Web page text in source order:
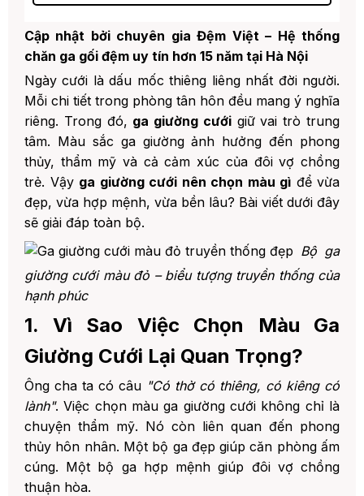
1. 1. Vì Sao Việc Chọn Màu Ga Giường Cưới
2. 2. Top 6 Màu Ga Giường Cưới Đẹp Và Ý
Nghĩa Nhất
1. 2.1. Ga Giường Cưới Màu Đỏ – Biểu
Tượng Hạnh Phúc Truyền Thống
2. 2.2. Ga Giường Cưới Màu Hồng –
Lãng Mạn Và Ngọt Ngào
3. 2.3. Ga Giường Cưới Màu Vàng
Kem – Sang Trọng Và Tinh Tế
4. 2.4. Ga Giường Cưới Màu Trắng –
Hiện Đại Và Tinh Khôi
5. 2.5. Ga Giường Cưới Màu Tím –
Quyền Quý Và Bí Ẩn
Phong Thủy Bản Mệnh
4. 4. Chọn Ga Giường Cưới Theo Chất Liệu –
Yếu Tố Quan Trọng Không Kém Màu Sắc
5. 5. Những Sai Lầm Cần Tránh Khi Chọn Ga
Giường Cưới
6. 6. Xu Hướng Ga Giường Cưới 2026 – Cập
Nhật Mới Nhất Từ Chuyên Gia
Cập nhật bởi chuyên gia Đệm Việt – Hệ thống
chăn ga gối đệm uy tín hơn 15 năm tại Hà Nội
Ngày cưới là dấu mốc thiêng liêng nhất đời người.
Mỗi chi tiết trong phòng tân hôn đều mang ý nghĩa
riêng. Trong đó, ga giường cướigiữ vai trò trung
tâm. Màu sắc ga giường ảnh hưởng đến phong
thủy, thẩm mỹ và cả cảm xúc của đôi vợ chồng
trẻ. Vậy ga giường cưới nên chọn màu gì để vừa
đẹp, vừa hợp mệnh, vừa bền lâu? Bài viết dưới đây
sẽ giải đáp toàn bộ.
Bộ ga
giường cưới màu đỏ – biểu tượng truyền thống của
hạnh phúc
1. Vì Sao Việc Chọn Màu Ga
Giường Cưới Lại Quan Trọng?
Ông cha ta có câu "Có thờ có thiêng, có kiêng có
lành". Việc chọn màu ga giường cưới không chỉ là
chuyện thẩm mỹ. Nó còn liên quan đến phong
thủy hôn nhân. Một bộ ga đẹp giúp căn phòng ấm
cúng. Một bộ ga hợp mệnh giúp đôi vợ chồng
thuận hòa.